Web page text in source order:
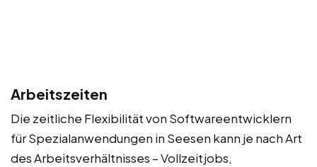
Arbeitszeiten
Die zeitliche Flexibilität von Softwareentwicklern
für Spezialanwendungen in Seesen kann je nach Art
des Arbeitsverhältnisses – Vollzeitjobs,